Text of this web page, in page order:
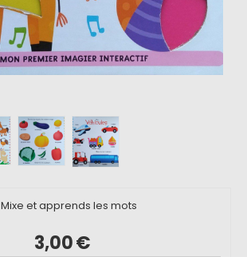
Mixe et apprends les mots
3,00€